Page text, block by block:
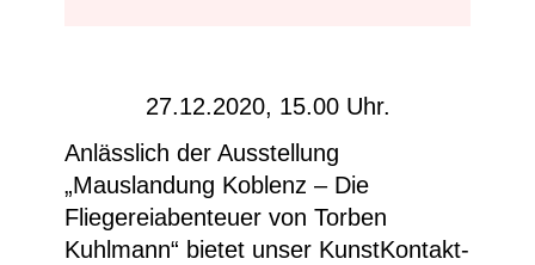
27.12.2020, 15.00 Uhr.
Anlässlich der Ausstellung
„Mauslandung Koblenz – Die
Fliegereiabenteuer von Torben
Kuhlmann“ bietet unser KunstKontakt-